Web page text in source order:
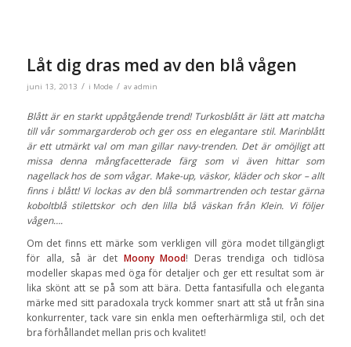
Låt dig dras med av den blå vågen
juni 13, 2013 / i Mode / av admin
Blått är en starkt uppåtgående trend! Turkosblått är lätt att matcha
till vår sommargarderob och ger oss en elegantare stil. Marinblått
är ett utmärkt val om man gillar navy-trenden. Det är omöjligt att
missa denna mångfacetterade färg som vi även hittar som
nagellack hos de som vågar. Make-up, väskor, kläder och skor – allt
finns i blått! Vi lockas av den blå sommartrenden och testar gärna
koboltblå stilettskor och den lilla blå väskan från Klein. Vi följer
vågen….
Om det finns ett märke som verkligen vill göra modet tillgängligt
för alla, så är det Moony Mood! Deras trendiga och tidlösa
modeller skapas med öga för detaljer och ger ett resultat som är
lika skönt att se på som att bära. Detta fantasifulla och eleganta
märke med sitt paradoxala tryck kommer snart att stå ut från sina
konkurrenter, tack vare sin enkla men oefterhärmliga stil, och det
bra förhållandet mellan pris och kvalitet!